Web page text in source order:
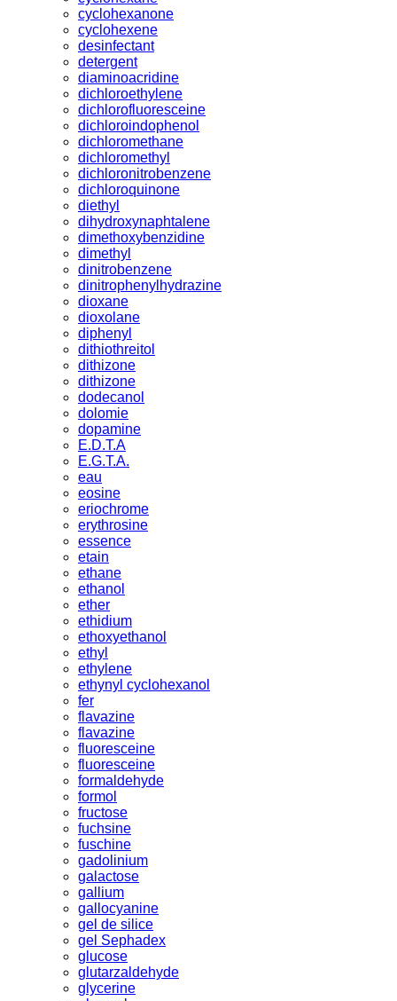
cyclohexanone
cyclohexene
desinfectant
detergent
diaminoacridine
dichloroethylene
dichlorofluoresceine
dichloroindophenol
dichloromethane
dichloromethyl
dichloronitrobenzene
dichloroquinone
diethyl
dihydroxynaphtalene
dimethoxybenzidine
dimethyl
dinitrobenzene
dinitrophenylhydrazine
dioxane
dioxolane
diphenyl
dithiothreitol
dithizone
dithizone
dodecanol
dolomie
dopamine
E.D.T.A
E.G.T.A.
eau
eosine
eriochrome
erythrosine
essence
etain
ethane
ethanol
ether
ethidium
ethoxyethanol
ethyl
ethylene
ethynyl cyclohexanol
fer
flavazine
flavazine
fluoresceine
fluoresceine
formaldehyde
formol
fructose
fuchsine
fuschine
gadolinium
galactose
gallium
gallocyanine
gel de silice
gel Sephadex
glucose
glutarzaldehyde
glycerine